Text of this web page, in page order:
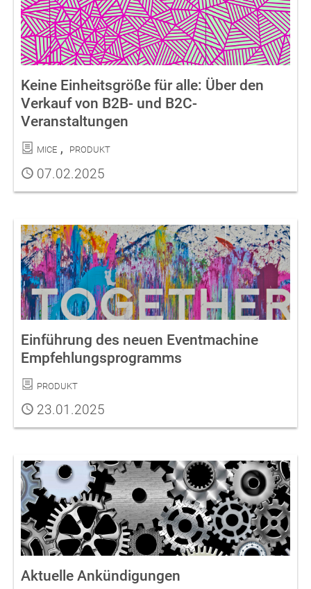
Keine Einheitsgröße für alle: Über den
Verkauf von B2B- und B2C-
Veranstaltungen
Kategorien
MICE
Produkt
Publiziert
07.02.2025
Einführung des neuen Eventmachine
Empfehlungsprogramms
Kategorie
Produkt
Publiziert
23.01.2025
Aktuelle Ankündigungen